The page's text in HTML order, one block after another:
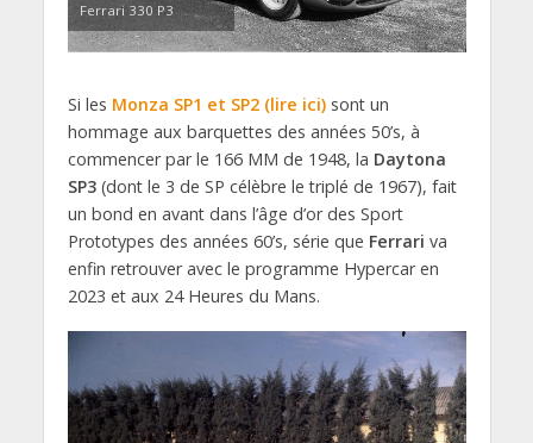
Ferrari 330 P3
Si les Monza SP1 et SP2 (lire ici)sont un
hommage aux barquettes des années 50’s, à
commencer par le 166 MM de 1948, la Daytona
SP3(dont le 3 de SP célèbre le triplé de 1967), fait
un bond en avant dans l’âge d’or des Sport
Prototypes des années 60’s, série que Ferrari va
enfin retrouver avec le programme Hypercar en
2023 et aux 24 Heures du Mans.